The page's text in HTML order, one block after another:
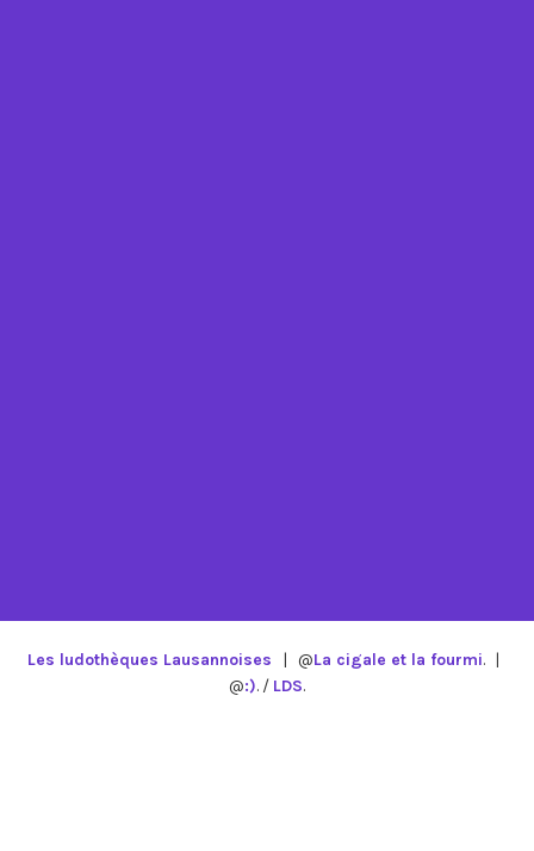
Les ludothèques Lausannoises | @La cigale et la fourmi. |
@:). / LDS.